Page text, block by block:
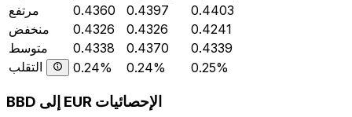
مرتفع
0.4360 0.4397
0.4403
منخفض
0.4326 0.4326
0.4241
متوسط
0.4338 0.4370
0.4339
التقلب
0.24% 0.24% 0.25%
BBD إلى EUR الإحصائيات